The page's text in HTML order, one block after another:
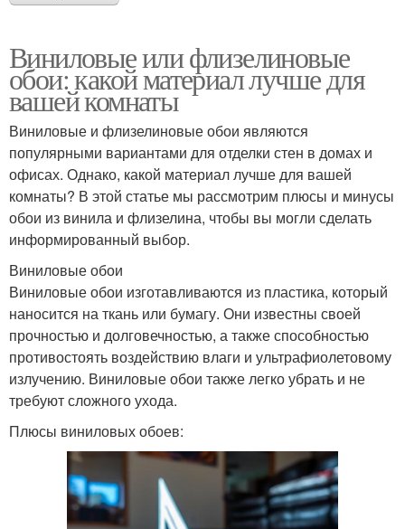
Виниловые или флизелиновые
обои: какой материал лучше для
вашей комнаты
Виниловые и флизелиновые обои являются
популярными вариантами для отделки стен в домах и
офисах. Однако, какой материал лучше для вашей
комнаты? В этой статье мы рассмотрим плюсы и минусы
обои из винила и флизелина, чтобы вы могли сделать
информированный выбор.
Виниловые обои
Виниловые обои изготавливаются из пластика, который
наносится на ткань или бумагу. Они известны своей
прочностью и долговечностью, а также способностью
противостоять воздействию влаги и ультрафиолетовому
излучению. Виниловые обои также легко убрать и не
требуют сложного ухода.
Плюсы виниловых обоев: